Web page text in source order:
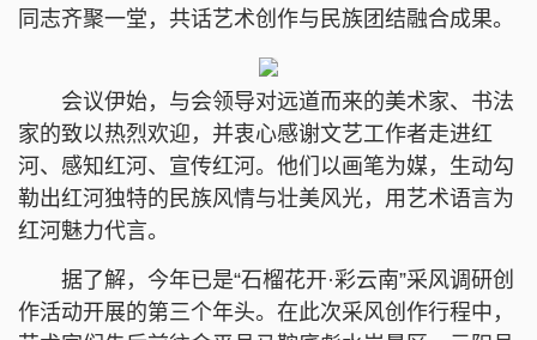
同志齐聚一堂，共话艺术创作与民族团结融合成果。
会议伊始，与会领导对远道而来的美术家、书法
家的致以热烈欢迎，并衷心感谢文艺工作者走进红
河、感知红河、宣传红河。他们以画笔为媒，生动勾
勒出红河独特的民族风情与壮美风光，用艺术语言为
红河魅力代言。
据了解，今年已是“石榴花开·彩云南”采风调研创
作活动开展的第三个年头。在此次采风创作行程中，